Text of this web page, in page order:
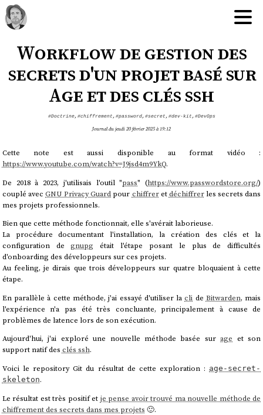
Workflow de gestion des
secrets d'un projet basé sur
Age et des clés ssh
#Doctrine, #chiffrement, #password, #secret, #dev-kit, #DevOps
Journal du jeudi 20 février 2025 à 19:12
Cette note est aussi disponible au format vidéo :
https://www.youtube.com/watch?v=J9jsd4m9YkQ.
De 2018 à 2023, j'utilisais l'outil "pass" (https://www.passwordstore.org/)
couplé avecGNU Privacy Guard pour chiffreretdéchiffrerles secrets dans
mes projets professionnels.
Bien que cette méthode fonctionnait, elle s'avérait laborieuse.
La procédure documentant l'installation, la création des clés et la
configuration de gnupg était l'étape posant le plus de difficultés
d'onboarding des développeurs sur ces projets.
Au feeling, je dirais que trois développeurs sur quatre bloquaient à cette
étape.
En parallèle à cette méthode, j'ai essayé d'utiliser lacli de Bitwarden, mais
l'expérience n'a pas été très concluante, principalement à cause de
problèmes de latence lors de son exécution.
Aujourd'hui, j'ai exploré une nouvelle méthode basée surage et son
support natif des clés ssh.
Voici le repository Git du résultat de cette exploration : age-secret-
skeleton.
Le résultat est très positif et je pense avoir trouvé ma nouvelle méthode de
chiffrement des secrets dans mes projets 🙂.